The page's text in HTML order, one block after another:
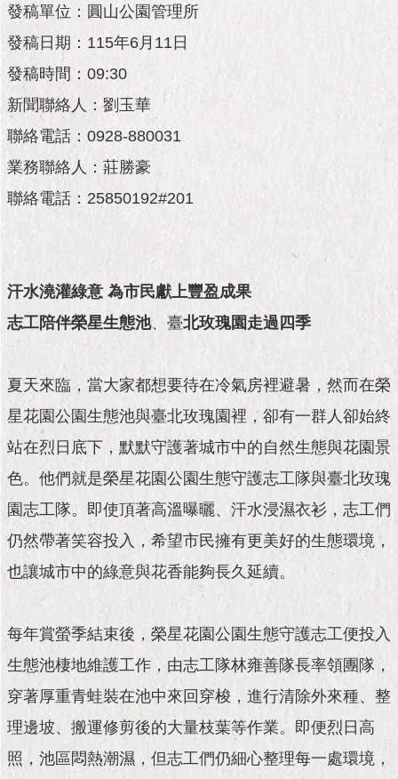
市
政
公
告
施
政
景
及
成
政
料
發
現
北
動
主
題
館
民
互
動
活
動
主
發稿單位：圓山公園管理所
發稿日期：115年6月11日
發稿時間：09:30
新聞聯絡人：劉玉華
聯絡電話：0928-880031
業務聯絡人：莊勝豪
聯絡電話：25850192#201
汗水澆灌綠意 為市民獻上豐盈成果
志工陪伴榮星生態池、臺北玫瑰園走過四季
夏天來臨，當大家都想要待在冷氣房裡避暑，然而在榮
星花園公園生態池與臺北玫瑰園裡，卻有一群人卻始終
站在烈日底下，默默守護著城市中的自然生態與花園景
色。他們就是榮星花園公園生態守護志工隊與臺北玫瑰
園志工隊。即使頂著高溫曝曬、汗水浸濕衣衫，志工們
仍然帶著笑容投入，希望市民擁有更美好的生態環境，
也讓城市中的綠意與花香能夠長久延續。
每年賞螢季結束後，榮星花園公園生態守護志工便投入
生態池棲地維護工作，由志工隊林雍善隊長率領團隊，
穿著厚重青蛙裝在池中來回穿梭，進行清除外來種、整
理邊坡、搬運修剪後的大量枝葉等作業。即便烈日高
照，池區悶熱潮濕，但志工們仍細心整理每一處環境，